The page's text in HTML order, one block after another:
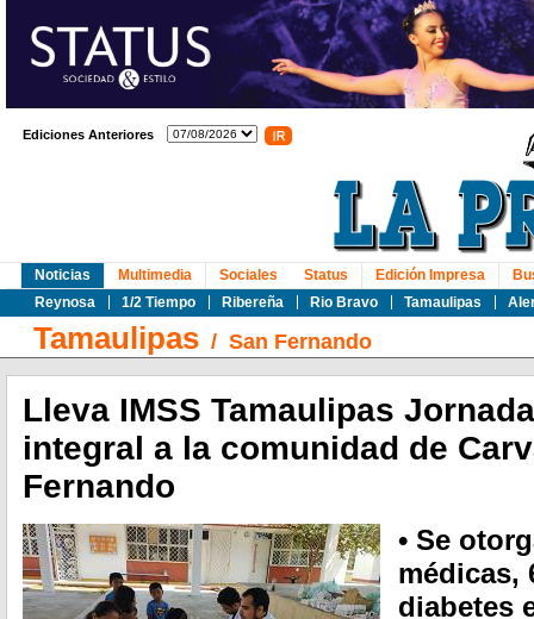
Ediciones Anteriores
Noticias
Reynosa
1/2 Tiempo Ribereña Rio Bravo Tamaulipas
Multimedia Sociales Status Edición Impresa
Tamaulipas / San Fernando
Lleva IMSS Tamaulipas
integral a la comunidad de
Fernando
• Se
médicas,
diabetes